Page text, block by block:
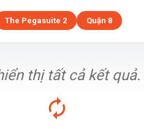
The Pegasuite 2 Quận 8
thị tất cả kết quả.